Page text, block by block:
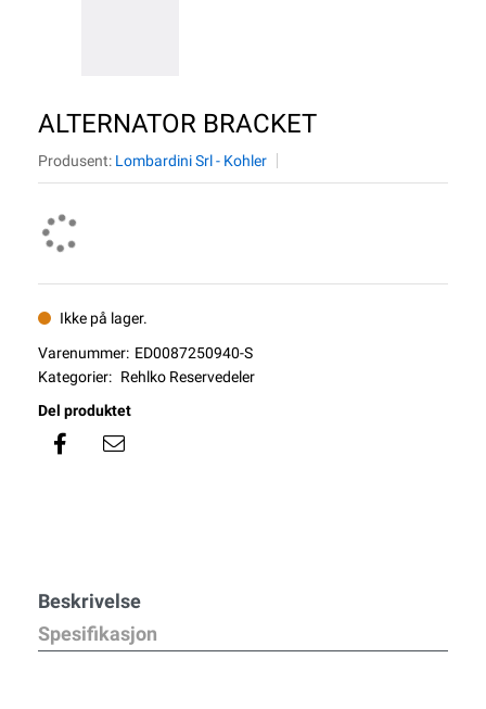
ALTERNATOR BRACKET
Produsent: Lombardini Srl - Kohler
Ikke på lager.
Varenummer: ED0087250940-S
Kategorier: Rehlko Reservedeler
Del produktet
Beskrivelse
Spesifikasjon